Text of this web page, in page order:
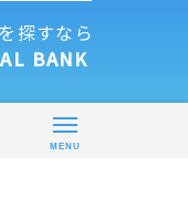
MENU
探すなら
BANK
医院一覧